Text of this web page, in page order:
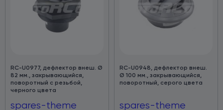
RC-U0977, дефлектор внеш. Ø
82 мм., закрывающийся,
поворотный с резьбой,
черного цвета
spares-theme
RC-U0948, дефлектор внеш.
Ø 100 мм., закрывающийся,
поворотный, серого цвета
spares-theme